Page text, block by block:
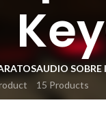
AUDIO SOBRE
15 Products